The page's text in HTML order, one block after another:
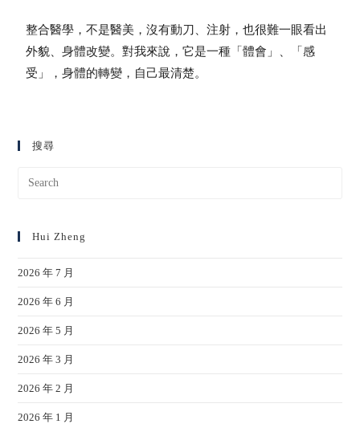
整合醫學，不是醫美，沒有動刀、注射，也很難一眼看出
外貌、身體改變。對我來說，它是一種「體會」、「感
受」，身體的轉變，自己最清楚。
搜尋
Hui Zheng
2026 年 7 月
2026 年 6 月
2026 年 5 月
2026 年 3 月
2026 年 2 月
2026 年 1 月